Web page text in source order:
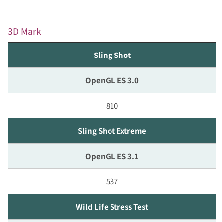
3D Mark
Sling Shot
OpenGL ES 3.0
810
Sling Shot Extreme
OpenGL ES 3.1
537
Wild Life Stress Test